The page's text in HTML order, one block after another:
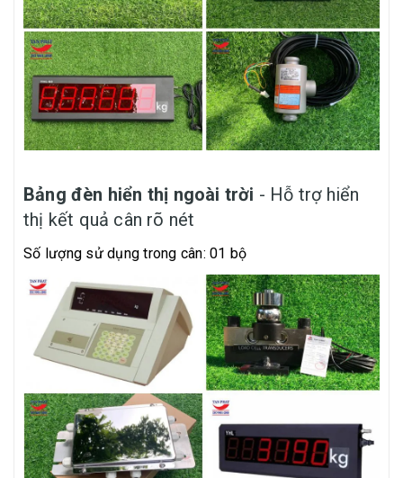
Bảng đèn hiển thị ngoài trời - Hỗ trợ hiển
thị kết quả cân rõ nét
Số lượng sử dụng trong cân: 01 bộ